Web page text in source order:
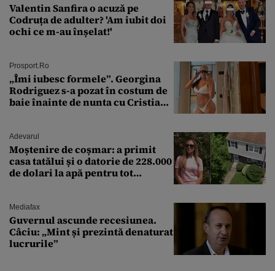
Valentin Sanfira o acuză pe
Codruța de adulter? 'Am iubit doi
ochi ce m-au înșelat!'
Prosport.ro
„Îmi iubesc formele”. Georgina
Rodriguez s-a pozat în costum de
baie înainte de nunta cu Cristiano
Adevarul
Moștenire de coșmar: a primit
casa tatălui și o datorie de 228.000
de dolari la apă pentru tot
Mediafax
Guvernul ascunde recesiunea.
Câciu: „Mint și prezintă denaturat
lucrurile”